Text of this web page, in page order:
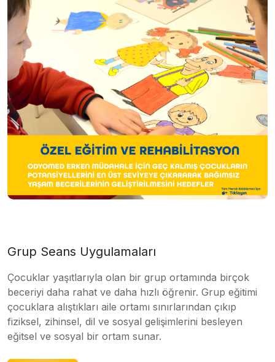
Grup Seans Uygulamaları
Çocuklar yaşıtlarıyla olan bir grup ortamında birçok
beceriyi daha rahat ve daha hızlı öğrenir. Grup eğitimi
çocuklara alıştıkları aile ortamı sınırlarından çıkıp
fiziksel, zihinsel, dil ve sosyal gelişimlerini besleyen
eğitsel ve sosyal bir ortam sunar.